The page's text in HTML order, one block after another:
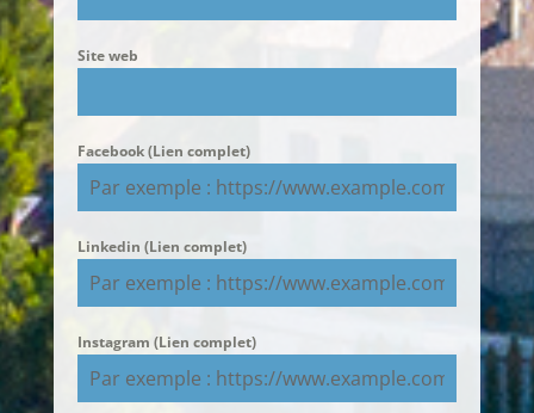
Site web
Facebook (Lien complet)
Linkedin (Lien complet)
Instagram (Lien complet)